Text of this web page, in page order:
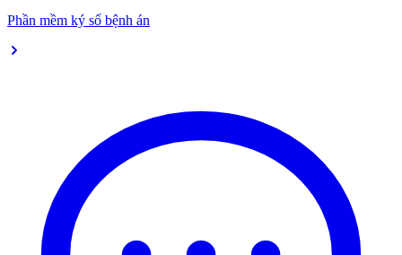
Phần mềm ký số bệnh án